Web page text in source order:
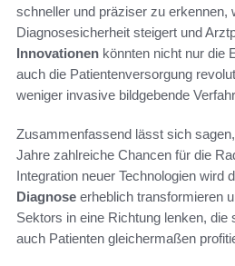
schneller und präziser zu erkennen,
Diagnosesicherheit steigert und
Innovationen könnten nicht nur die
auch die Patientenversorgung
weniger invasive bildgebende
Zusammenfassend lässt sich
Jahre zahlreiche Chancen für die
Integration neuer Technologien wird
Diagnose erheblich transformieren
Sektors in eine Richtung lenken, die
auch Patienten gleichermaßen